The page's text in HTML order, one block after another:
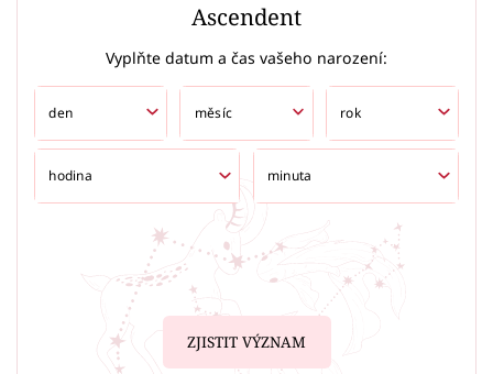
Ascendent
Vyplňte datum a čas vašeho narození:
ZJISTIT VÝZNAM